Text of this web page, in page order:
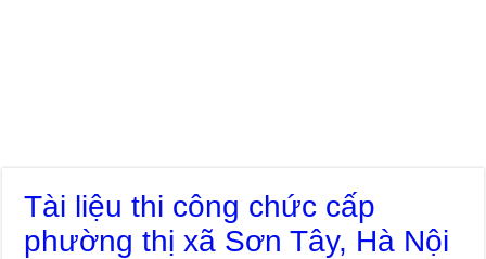
Tài liệu thi công chức cấp
phường thị xã Sơn Tây, Hà Nội